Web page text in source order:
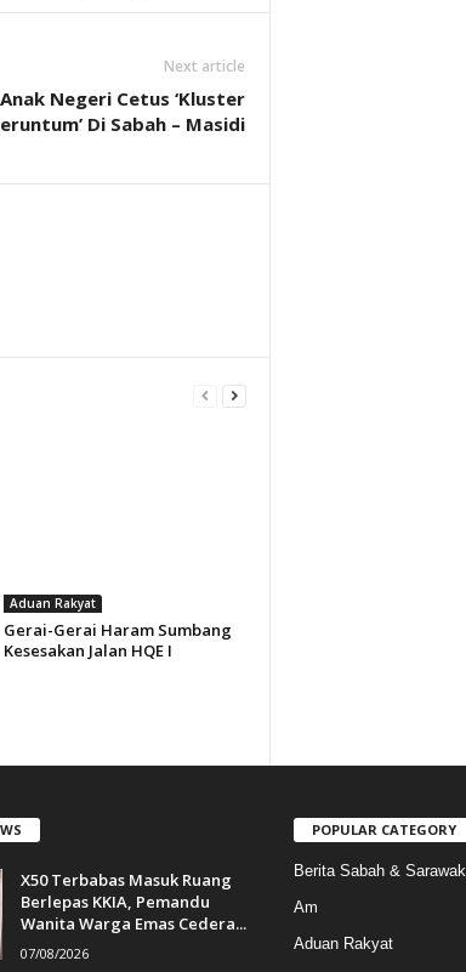
Next article
Negeri Cetus ‘Kluster
Di Sabah – Masidi
Aduan Rakyat
Gerai-Gerai Haram Sumbang
Kesesakan Jalan HQE I
X50 Terbabas Masuk Ruang
Berlepas KKIA, Pemandu
Wanita Warga Emas Cedera...
07/08/2026
POPULAR CATEGORY
Berita Sabah & Sarawak
Am
Aduan Rakyat